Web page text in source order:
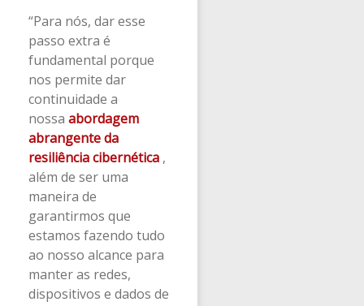
“Para nós, dar esse
passo extra é
fundamental porque
nos permite dar
continuidade a
nossa abordagem
abrangente da
resiliência cibernética ,
além de ser uma
maneira de
garantirmos que
estamos fazendo tudo
ao nosso alcance para
manter as redes,
dispositivos e dados de